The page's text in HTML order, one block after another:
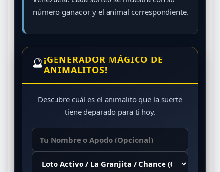
número ganador y el animal correspondiente.
🔮¡GENERADOR MÁGICO DE
ANIMALITOS!
Descubre cuál es el animalito que la suerte
tiene deparado para ti hoy.